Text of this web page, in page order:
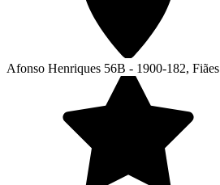
Afonso Henriques 56B - 1900-182, Fiães